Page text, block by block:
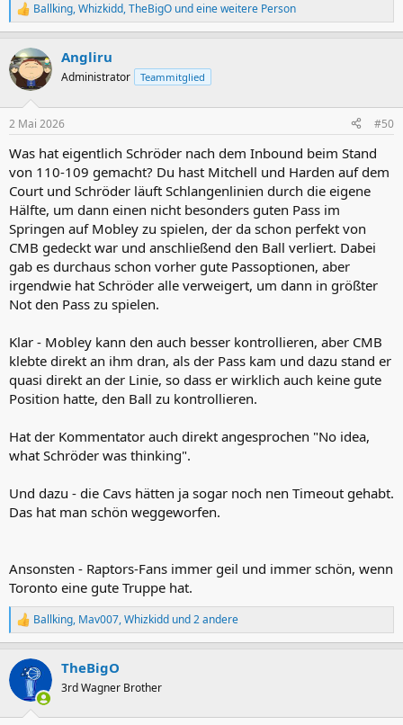
R
e
k
t
i
e
:
Ballking,Whizkidd,TheBigO und eine weitere Person
Angliru
Administrator Teammitglied
2 Mai 2026 #50
Was hat eigentlich Schröder nach dem Inbound beim Stand
von 110-109 gemacht? Du hast Mitchell und Harden auf dem
Court und Schröder läuft Schlangenlinien durch die eigene
Hälfte, um dann einen nicht besonders guten Pass im
Springen auf Mobley zu spielen, der da schon perfekt von
CMB gedeckt war und anschließend den Ball verliert. Dabei
gab es durchaus schon vorher gute Passoptionen, aber
irgendwie hat Schröder alle verweigert, um dann in größter
Not den Pass zu spielen.
Klar - Mobley kann den auch besser kontrollieren, aber CMB
klebte direkt an ihm dran, als der Pass kam und dazu stand er
quasi direkt an der Linie, so dass er wirklich auch keine gute
Position hatte, den Ball zu kontrollieren.
Hat der Kommentator auch direkt angesprochen "No idea,
what Schröder was thinking".
Und dazu - die Cavs hätten ja sogar noch nen Timeout gehabt.
Das hat man schön weggeworfen.
Ansonsten - Raptors-Fans immer geil und immer schön, wenn
Toronto eine gute Truppe hat.
R
e
k
i
Ballking, Mav007,Whizkidd und 2 andere
TheBigO
3rd Wagner Brother